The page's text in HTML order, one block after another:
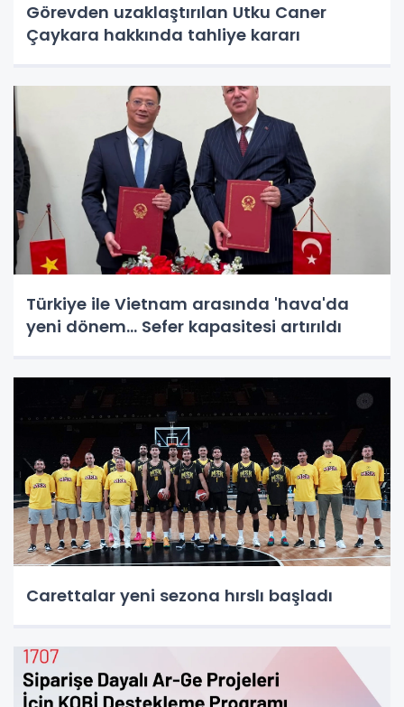
Görevden uzaklaştırılan Utku Caner
Çaykara hakkında tahliye kararı
Türkiye ile Vietnam arasında 'hava'da
yeni dönem... Sefer kapasitesi artırıldı
Carettalar yeni sezona hırslı başladı